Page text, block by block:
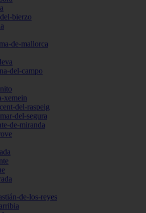
bierzo
de-mallorca
del-campo
xemein
del-raspeig
del-segura
de-miranda
de-los-reyes